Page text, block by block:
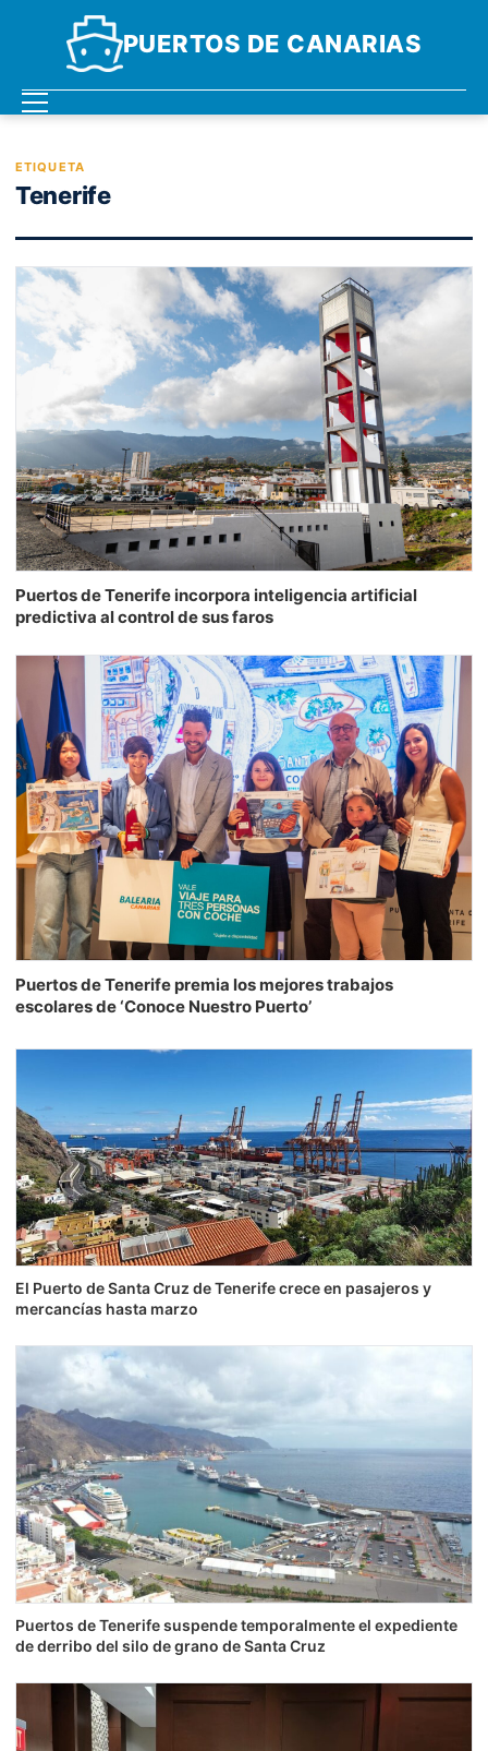
PUERTOS DE CANARIAS
ETIQUETA
Tenerife
Puertos de Tenerife incorpora inteligencia artificial
predictiva al control de sus faros
Puertos de Tenerife premia los mejores trabajos
escolares de ‘Conoce Nuestro Puerto’
El Puerto de Santa Cruz de Tenerife crece en pasajeros y
mercancías hasta marzo
Puertos de Tenerife suspende temporalmente el expediente
de derribo del silo de grano de Santa Cruz